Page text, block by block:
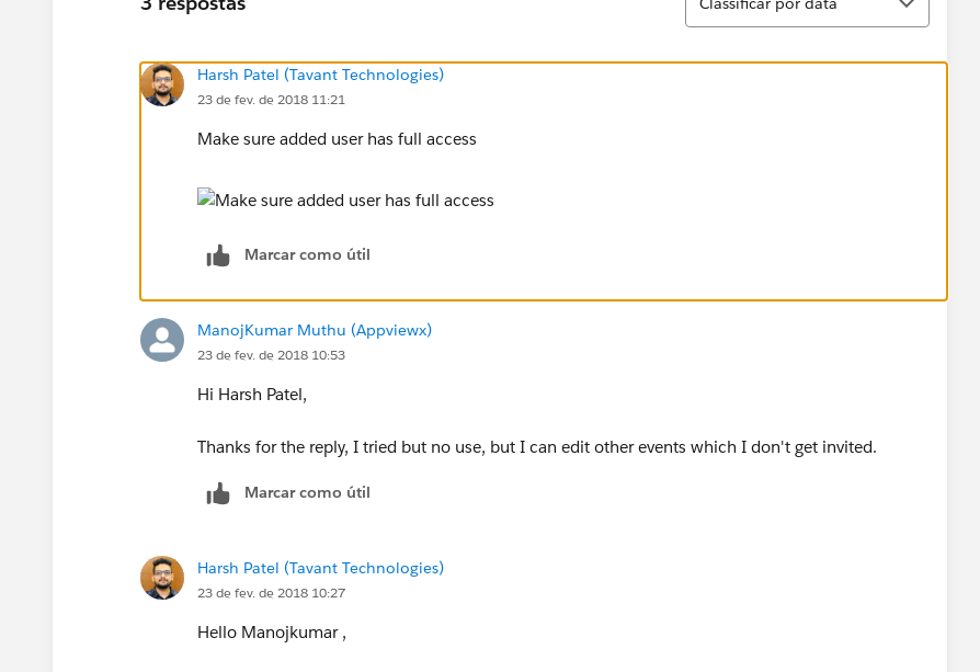
Harsh Patel (Tavant Technologies)
23 de fev. de 2018 11:21
Make sure added user has full access
Marcar como útil
ManojKumar Muthu (Appviewx)
23 de fev. de 2018 10:53
Hi Harsh Patel,
Thanks for the reply, I tried but no use, but I can edit other events which I don't get invited.
Marcar como útil
Harsh Patel (Tavant Technologies)
23 de fev. de 2018 10:27
Hello Manojkumar ,